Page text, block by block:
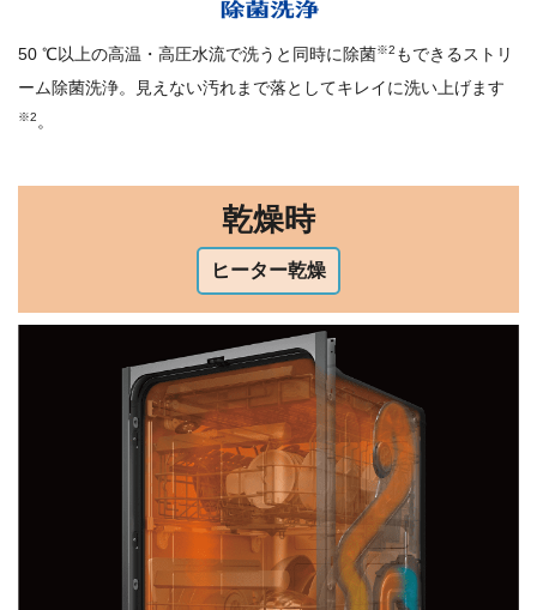
50 ℃以上の高温・高圧水流で洗うと同時に除菌※2 もできる ストリ
ーム除菌洗浄。見えない汚れまで落としてキレイに洗い上げます
※2 。
乾燥時
ヒーター乾燥